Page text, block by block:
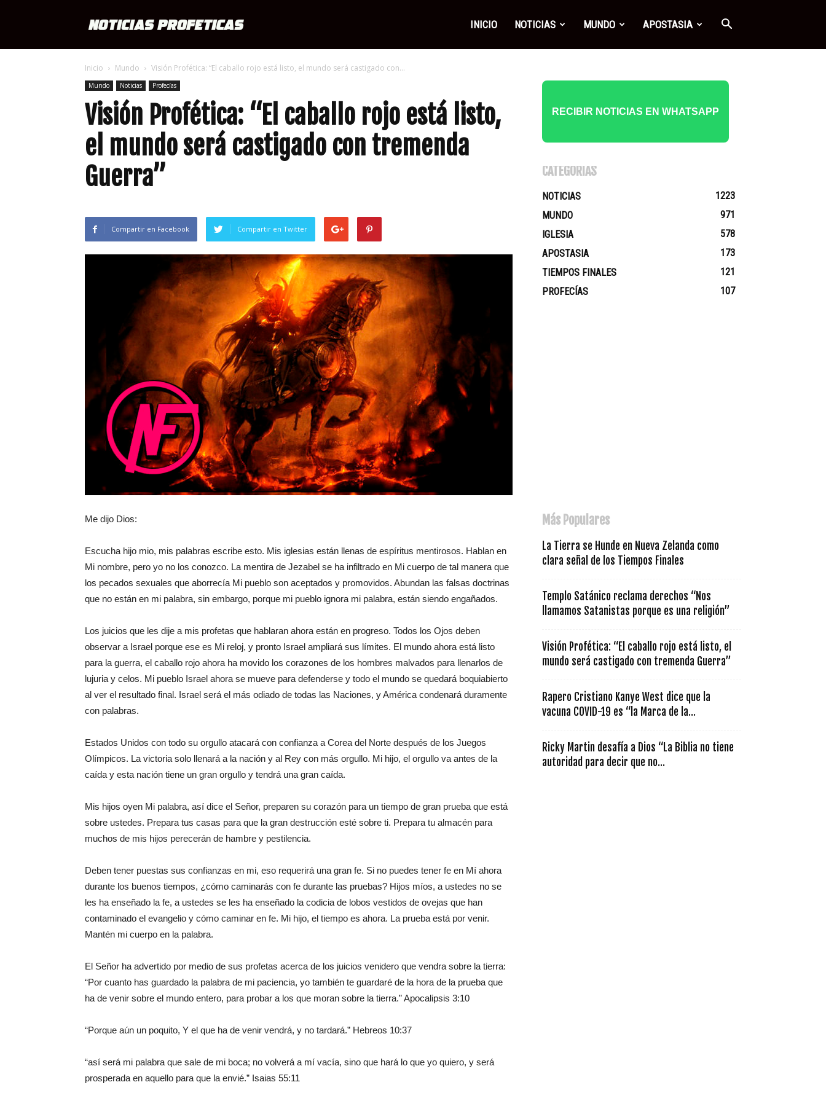
Proféticas
INICIO NOTICIAS MUNDO APOSTASIA
Inicio Mundo Visión Profética: “El caballo rojo está listo, el mundo será castigado con...
Mundo Noticias Profecías
Visión Profética: “El caballo rojo está listo,
el mundo será castigado con tremenda
Guerra”
Compartir en Facebook Compartir en Twitter
Me dijo Dios:
Escucha hijo mio, mis palabras escribe esto. Mis iglesias están llenas de espíritus mentirosos. Hablan en
Mi nombre, pero yo no los conozco. La mentira de Jezabel se ha infiltrado en Mi cuerpo de tal manera que
los pecados sexuales que aborrecía Mi pueblo son aceptados y promovidos. Abundan las falsas doctrinas
que no están en mi palabra, sin embargo, porque mi pueblo ignora mi palabra, están siendo engañados.
Los juicios que les dije a mis profetas que hablaran ahora están en progreso. Todos los Ojos deben
observar a Israel porque ese es Mi reloj, y pronto Israel ampliará sus límites. El mundo ahora está listo
para la guerra, el caballo rojo ahora ha movido los corazones de los hombres malvados para llenarlos de
lujuria y celos. Mi pueblo Israel ahora se mueve para defenderse y todo el mundo se quedará boquiabierto
al ver el resultado final. Israel será el más odiado de todas las Naciones, y América condenará duramente
con palabras.
Estados Unidos con todo su orgullo atacará con confianza a Corea del Norte después de los Juegos
Olímpicos. La victoria solo llenará a la nación y al Rey con más orgullo. Mi hijo, el orgullo va antes de la
caída y esta nación tiene un gran orgullo y tendrá una gran caída.
Mis hijos oyen Mi palabra, así dice el Señor, preparen su corazón para un tiempo de gran prueba que está
sobre ustedes. Prepara tus casas para que la gran destrucción esté sobre ti. Prepara tu almacén para
muchos de mis hijos perecerán de hambre y pestilencia.
Deben tener puestas sus confianzas en mi, eso requerirá una gran fe. Si no puedes tener fe en Mí ahora
durante los buenos tiempos, ¿cómo caminarás con fe durante las pruebas? Hijos míos, a ustedes no se
les ha enseñado la fe, a ustedes se les ha enseñado la codicia de lobos vestidos de ovejas que han
contaminado el evangelio y cómo caminar en fe. Mi hijo, el tiempo es ahora. La prueba está por venir.
Mantén mi cuerpo en la palabra.
El Señor ha advertido por medio de sus profetas acerca de los juicios venidero que vendra sobre la tierra:
“Por cuanto has guardado la palabra de mi paciencia, yo también te guardaré de la hora de la prueba que
ha de venir sobre el mundo entero, para probar a los que moran sobre la tierra.” Apocalipsis 3:10
“Porque aún un poquito, Y el que ha de venir vendrá, y no tardará.” Hebreos 10:37
“así será mi palabra que sale de mi boca; no volverá a mí vacía, sino que hará lo que yo quiero, y será
prosperada en aquello para que la envié.” Isaias 55:11
RECIBIR NOTICIAS EN WHATSAPP
CATEGORÍAS
NOTICIAS
1223
MUNDO
971
IGLESIA
578
APOSTASIA
173
TIEMPOS FINALES
121
PROFECÍAS
107
Más Populares
La Tierra se Hunde en Nueva Zelanda como
clara señal de los Tiempos Finales
Templo Satánico reclama derechos “Nos
llamamos Satanistas porque es una religión”
Visión Profética: “El caballo rojo está listo, el
mundo será castigado con tremenda Guerra”
Rapero Cristiano Kanye West dice que la
vacuna COVID-19 es “la Marca de la...
Ricky Martin desafía a Dios “La Biblia no tiene
autoridad para decir que no...